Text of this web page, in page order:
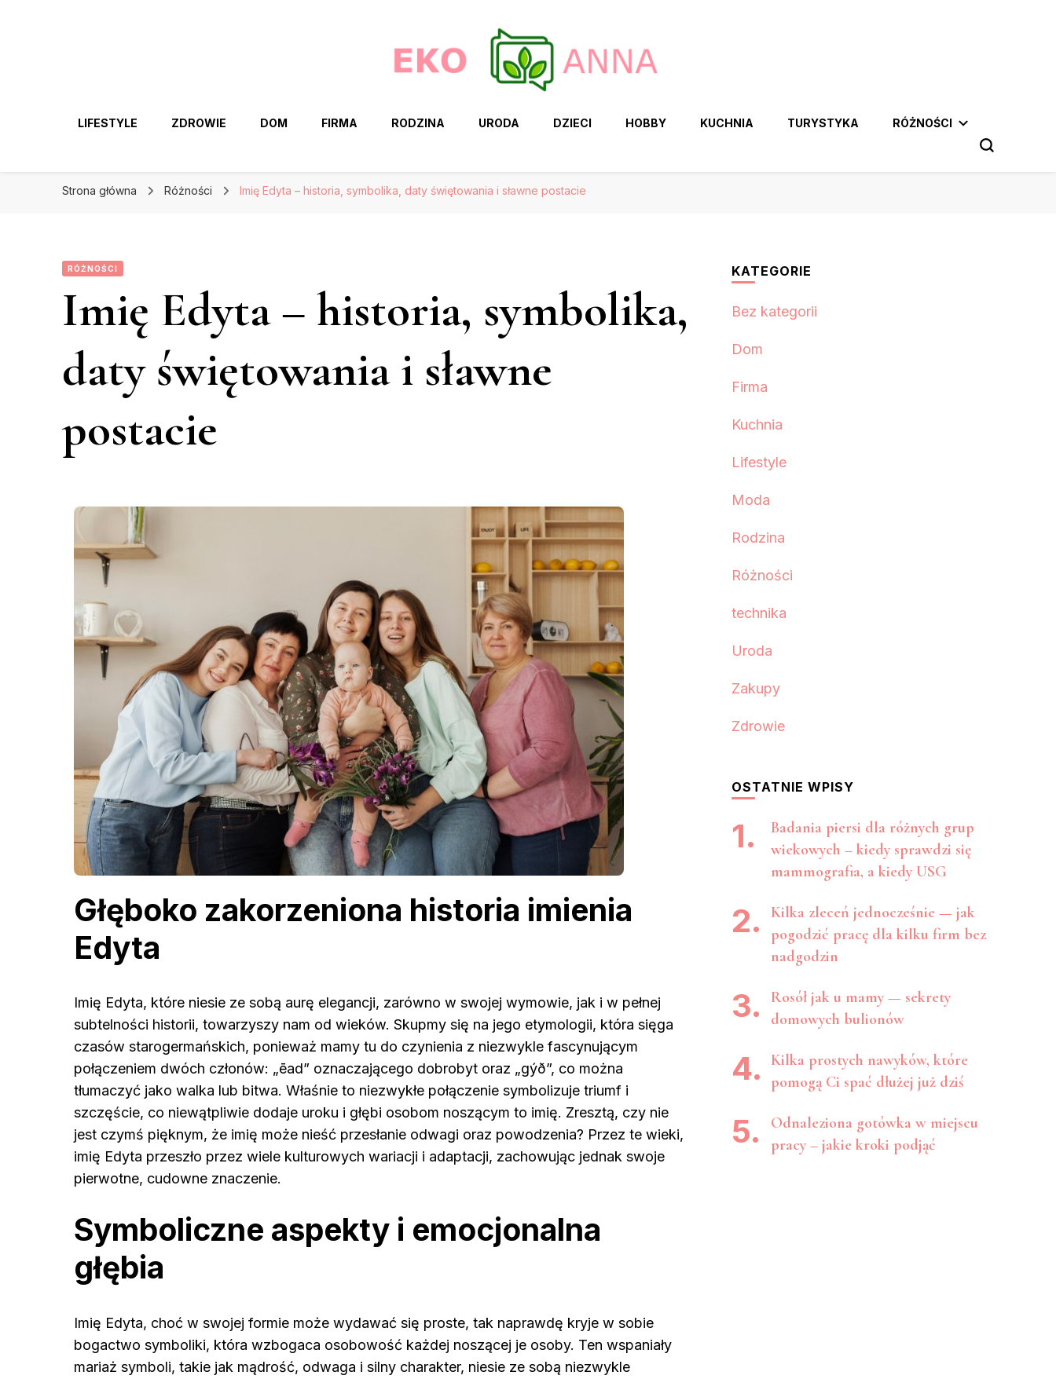
LIFESTYLE ZDROWIE DOM FIRMA RODZINA URODA DZIECI HOBBY KUCHNIA TURYSTYKA RÓŻNOŚCI
Strona główna Różności Imię Edyta – historia, symbolika, daty świętowania i sławne postacie
RÓŻNOŚCI
Imię Edyta – historia, symbolika,
daty świętowania i sławne
postacie
Głęboko zakorzeniona historia imienia
Edyta
Imię Edyta, które niesie ze sobą aurę elegancji, zarówno w swojej wymowie, jak i w pełnej
subtelności historii, towarzyszy nam od wieków. Skupmy się na jego etymologii, która sięga
czasów starogermańskich, ponieważ mamy tu do czynienia z niezwykle fascynującym
połączeniem dwóch członów: „ēad” oznaczającego dobrobyt oraz „gýð”, co można
tłumaczyć jako walka lub bitwa. Właśnie to niezwykłe połączenie symbolizuje triumf i
szczęście, co niewątpliwie dodaje uroku i głębi osobom noszącym to imię. Zresztą, czy nie
jest czymś pięknym, że imię może nieść przesłanie odwagi oraz powodzenia? Przez te wieki,
imię Edyta przeszło przez wiele kulturowych wariacji i adaptacji, zachowując jednak swoje
pierwotne, cudowne znaczenie.
Symboliczne aspekty i emocjonalna
głębia
Imię Edyta, choć w swojej formie może wydawać się proste, tak naprawdę kryje w sobie
bogactwo symboliki, która wzbogaca osobowość każdej noszącej je osoby. Ten wspaniały
mariaż symboli, takie jak mądrość, odwaga i silny charakter, niesie ze sobą niezwykle
KATEGORIE
Bez kategorii
Dom
Firma
Kuchnia
Lifestyle
Moda
Rodzina
Różności
technika
Uroda
Zakupy
Zdrowie
OSTATNIE WPISY
Badania piersi dla różnych grup
wiekowych – kiedy sprawdzi się
mammografia, a kiedy USG
Kilka zleceń jednocześnie — jak
pogodzić pracę dla kilku firm bez
nadgodzin
Rosół jak u mamy — sekrety
domowych bulionów
Kilka prostych nawyków, które
pomogą Ci spać dłużej już dziś
Odnaleziona gotówka w miejscu
pracy – jakie kroki podjąć